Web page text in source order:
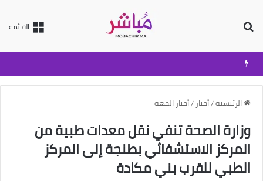
القائمة
الرئيسية/أخبار /أخبار الجهة
وزارة الصحة تنفي نقل معدات طبية من
المركز الاستشفائي بطنجة إلى المركز
الطبي للقرب بني مكادة